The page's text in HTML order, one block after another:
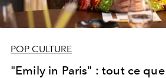
POP CULTURE
"Emily in Paris" : tout ce